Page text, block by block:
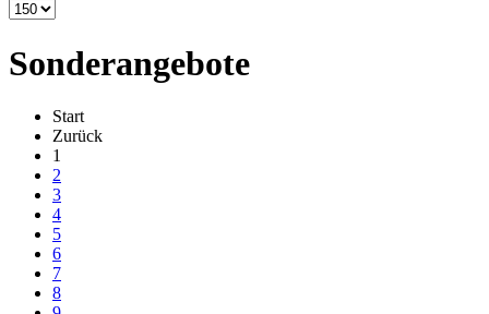
Sonderangebote
Start
Zurück
1
2
3
4
5
6
7
8